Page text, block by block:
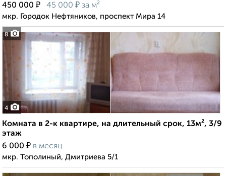
8
450 000 ₽ 45 000 ₽ за м²
мкр. Городок Нефтяников, проспект Мира 14
4
Комната в 2-к квартире, на длительный срок, 13м², 3/9
этаж
6 000 ₽ в месяц
мкр. Тополиный, Дмитриева 5/1